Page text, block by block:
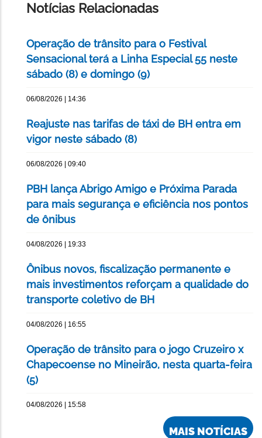
Notícias Relacionadas
Operação de trânsito para o Festival
Sensacional terá a Linha Especial 55 neste
sábado (8) e domingo (9)
06/08/2026 | 14:36
Reajuste nas tarifas de táxi de BH entra em
vigor neste sábado (8)
06/08/2026 | 09:40
PBH lança Abrigo Amigo e Próxima Parada
para mais segurança e eficiência nos pontos
de ônibus
04/08/2026 | 19:33
Ônibus novos, fiscalização permanente e
mais investimentos reforçam a qualidade do
transporte coletivo de BH
04/08/2026 | 16:55
Operação de trânsito para o jogo Cruzeiro x
Chapecoense no Mineirão, nesta quarta-feira
(5)
04/08/2026 | 15:58
MAIS NOTÍCIAS